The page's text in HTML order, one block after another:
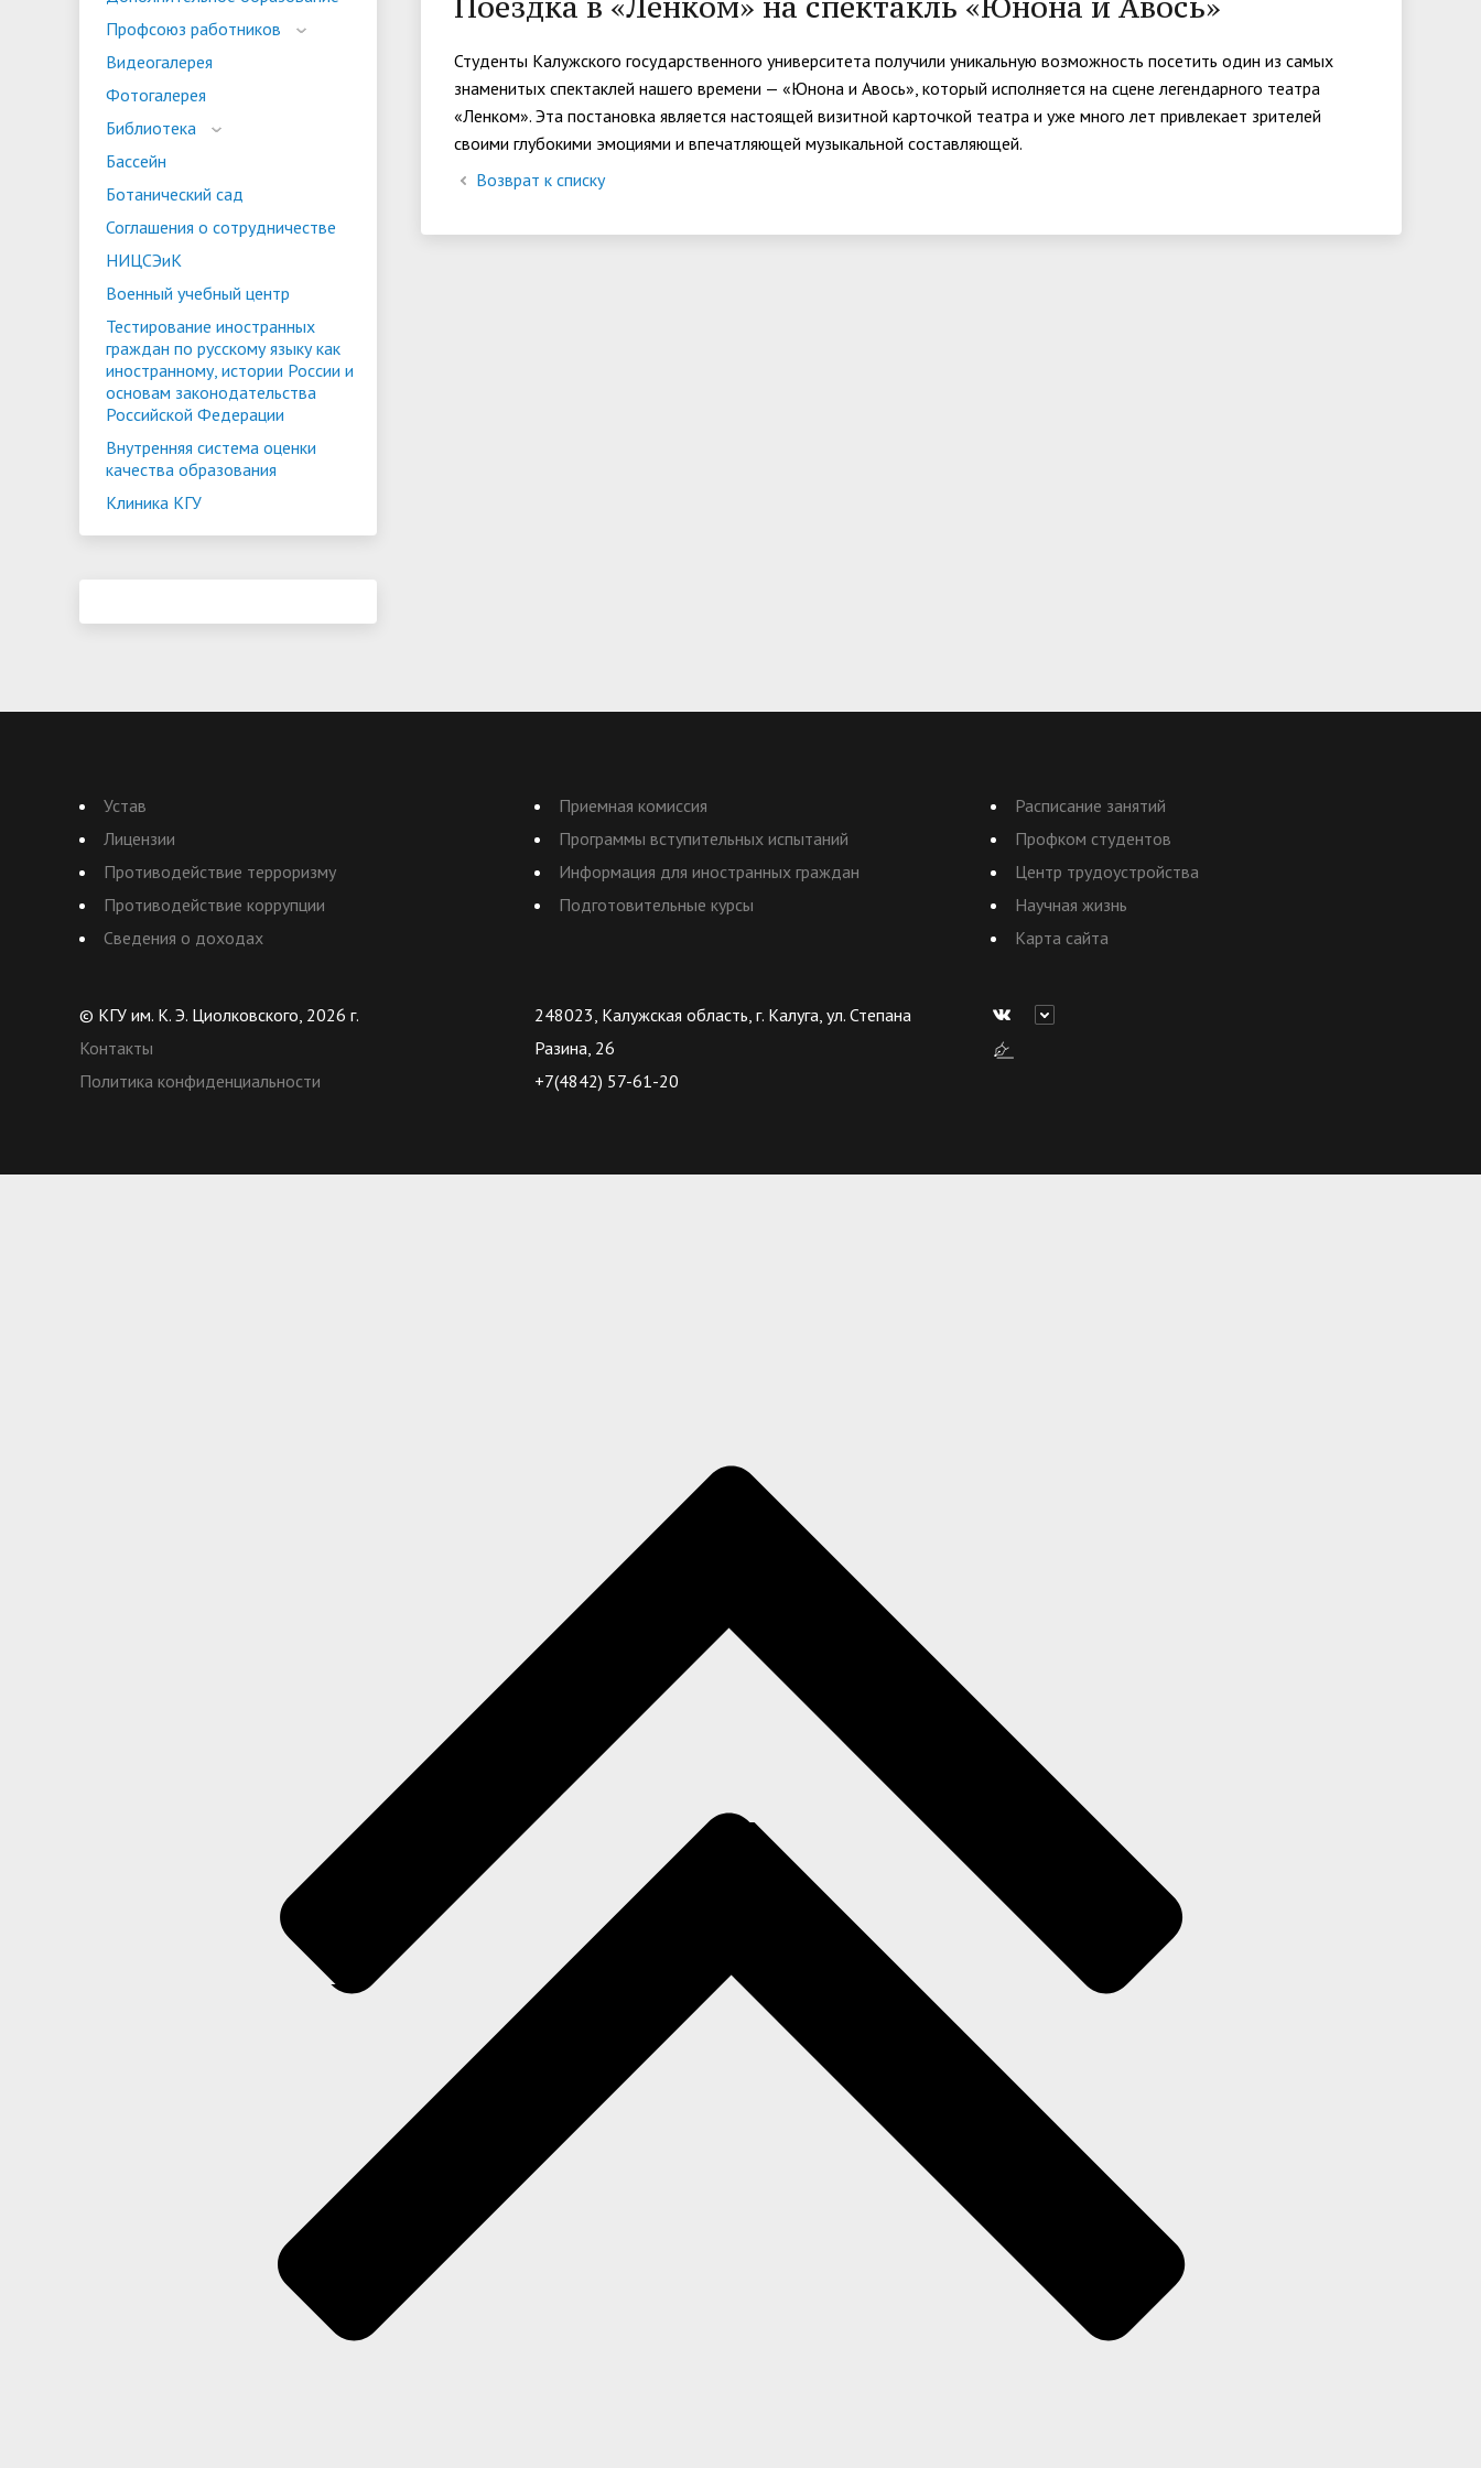
Военный учебный центр
по русскому языку как иностранному,
истории России и основам
законодательства Российской
Федерации
образования
испытаний
документов
Особая квота Отдельная квота Подготовительные курсы
Расписание и результаты
Информация о зачислении
Информация для иностранных
Объединенный совет обучающихся Заселение в общежитие
университета"
университета. Серия 1.
Психологические науки.
Педагогические науки"
университета. Серия 2. Исследования
по филологии"
Журнал "Вестник Калужского
Национальные проекты Российской
Федерации
Профсоюз работников
Видеогалерея
Фотогалерея
Библиотека
Бассейн
Ботанический сад
Соглашения о сотрудничестве
НИЦСЭиК
Военный учебный центр
Тестирование иностранных
граждан по русскому языку как
иностранному, истории России и
основам законодательства
Российской Федерации
Внутренняя система оценки
качества образования
Клиника КГУ
Студенты Калужского государственного университета получили уникальную возможность посетить один из самых
знаменитых спектаклей нашего времени — «Юнона и Авось», который исполняется на сцене легендарного театра
«Ленком». Эта постановка является настоящей визитной карточкой театра и уже много лет привлекает зрителей
своими глубокими эмоциями и впечатляющей музыкальной составляющей.
Возврат к списку
Устав
Лицензии
Противодействие терроризму
Противодействие коррупции
Сведения о доходах
Приемная комиссия
Программы вступительных испытаний
Информация для иностранных граждан
Подготовительные курсы
Расписание занятий
Профком студентов
Центр трудоустройства
Научная жизнь
Карта сайта
© КГУ им. К. Э. Циолковского, 2026 г.
Контакты
Политика конфиденциальности
248023, Калужская область, г. Калуга, ул. Степана
Разина, 26
+7(4842) 57-61-20